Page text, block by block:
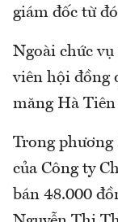
giám đốc từ
Ngoài chức
viên hội đồng
măng Hà Tiên
Trong phương
của Công ty
bán 48.000